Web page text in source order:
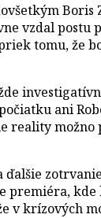
vzdal
tomu, že
ani
reality
krízových